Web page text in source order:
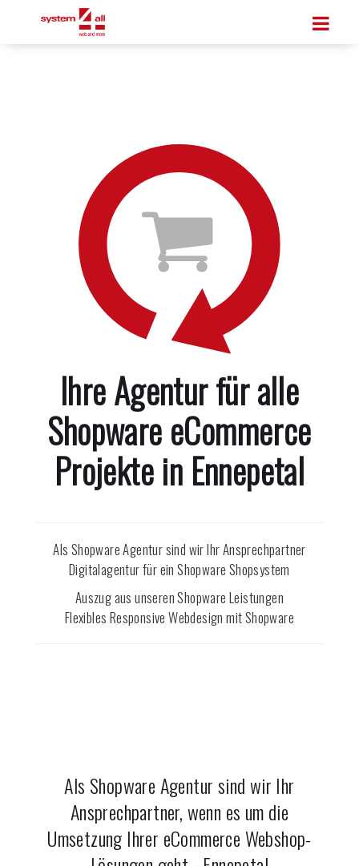
Ihre Agentur für alle
Shopware eCommerce
Projekte in Ennepetal
Als Shopware Agentur sind wir Ihr Ansprechpartner
Digitalagentur für ein Shopware Shopsystem
Auszug aus unseren Shopware Leistungen
Flexibles Responsive Webdesign mit Shopware
Als Shopware Agentur sind wir Ihr
Ansprechpartner, wenn es um die
Umsetzung Ihrer eCommerce Webshop-